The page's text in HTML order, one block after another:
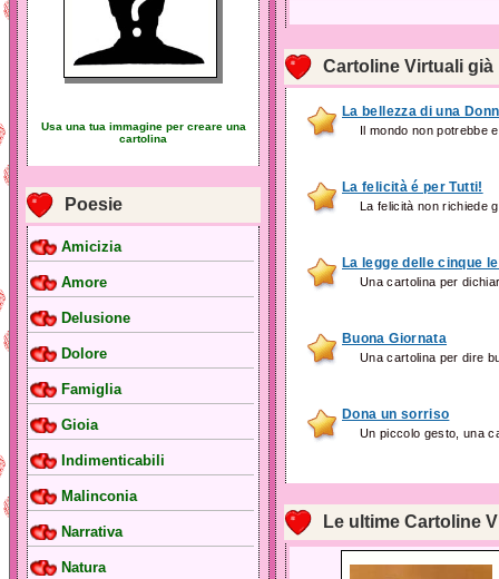
Usa una tua immagine per creare una
cartolina
Poesie
Amicizia
Amore
Delusione
Dolore
Famiglia
Gioia
Indimenticabili
Malinconia
Narrativa
Natura
Cartoline Virtuali
La bellezza di una
Il mondo non potrebbe
La felicità é per Tutti!
La felicità non richiede
La legge delle cinque
Una cartolina per
Buona Giornata
Una cartolina per dire
Dona un sorriso
Un piccolo gesto, una
Le ultime Cartoline